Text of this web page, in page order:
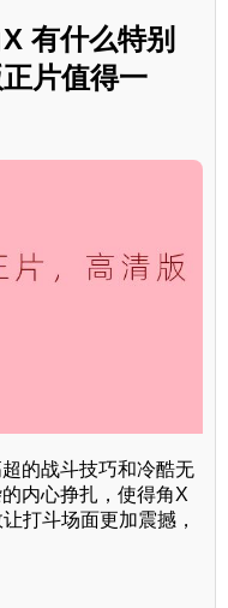
有什么特别
片值得一
的战斗技巧和冷酷无
内心挣扎，使得角X
打斗场面更加震撼，